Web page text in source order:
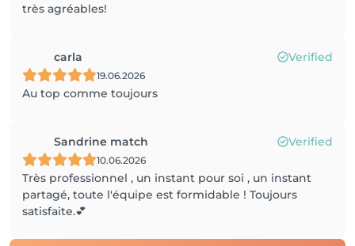
très agréables!
carla Verified
19.06.2026
Au top comme toujours
Sandrine match Verified
10.06.2026
Très professionnel , un instant pour soi , un instant
partagé, toute l'équipe est formidable ! Toujours
satisfaite.💕